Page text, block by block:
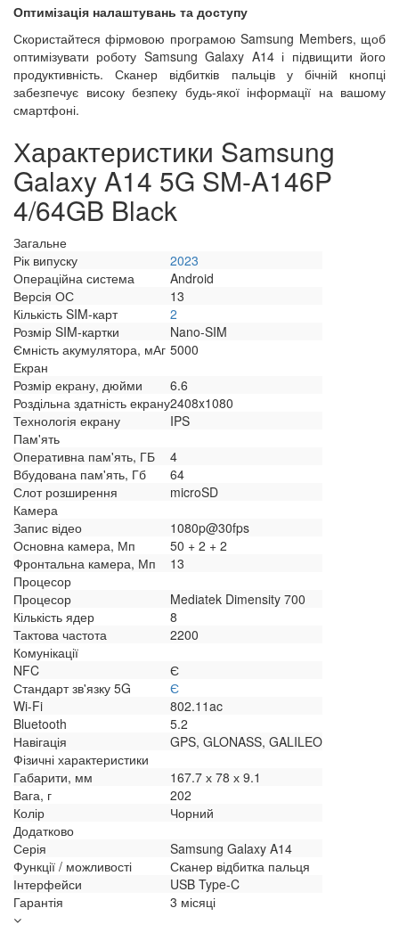
Оптимізація налаштувань та доступу
Скористайтеся фірмовою програмою Samsung Members, щоб
оптимізувати роботу Samsung Galaxy A14 і підвищити його
продуктивність. Сканер відбитків пальців у бічній кнопці
забезпечує високу безпеку будь-якої інформації на вашому
смартфоні.
Характеристики Samsung
Galaxy A14 5G SM-A146P
4/64GB Black
Загальне
Рік випуску
2023
Операційна система
Android
Версія ОС
13
Кількість SIM-карт
2
Розмір SIM-картки
Nano-SIM
Ємність акумулятора, мАг 5000
Екран
Розмір екрану, дюйми
6.6
Роздільна здатність екрану2408x1080
Технологія екрану
IPS
Пам'ять
Оперативна пам'ять, ГБ
4
Вбудована пам'ять, Гб
64
Слот розширення
microSD
Камера
Запис відео
1080p@30fps
Основна камера, Мп
50 + 2 + 2
Фронтальна камера, Мп
13
Процесор
Процесор
Mediatek Dimensity 700
Кількість ядер
8
Тактова частота
2200
Комунікації
NFC
Є
Стандарт зв'язку 5G
Є
Wi-Fi
802.11ac
Bluetooth
5.2
Навігація
GPS, GLONASS, GALILEO
Фізичні характеристики
Габарити, мм
167.7 х 78 х 9.1
Вага, г
202
Колір
Чорний
Додатково
Серія
Samsung Galaxy A14
Функції / можливості
Сканер відбитка пальця
Інтерфейси
USB Type-C
Гарантія
3 місяці